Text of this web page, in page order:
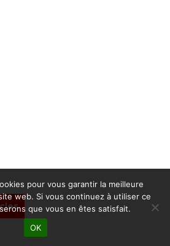
pour vous garantir la meilleure
web. Si vous continuez à utiliser ce
que vous en êtes satisfait.
OK